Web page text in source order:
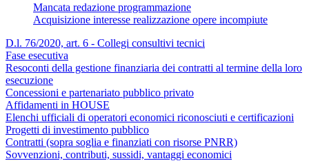
Mancata redazione programmazione
Acquisizione interesse realizzazione opere incompiute
D.l. 76/2020, art. 6 - Collegi consultivi tecnici
Fase esecutiva
Resoconti della gestione finanziaria dei contratti al termine della loro
esecuzione
Concessioni e partenariato pubblico privato
Affidamenti in HOUSE
Elenchi ufficiali di operatori economici riconosciuti e certificazioni
Progetti di investimento pubblico
Contratti (sopra soglia e finanziati con risorse PNRR)
Sovvenzioni, contributi, sussidi, vantaggi economici